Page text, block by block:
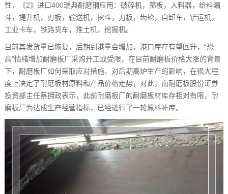
性，《2》进口400瑞典耐磨钢应用：破碎机，筛板，入料器，给料漏
斗，提升机，刃板，输送机，挖斗，刀板，齿轮，自卸车，铲运机，
工业卡车，铁路货车，推土机，挖掘机。
目前其发货量已恢复，后期到港量会增加，港口库存有望回升，“恐
高”情绪增加耐磨板厂采购开工或受限，在目前耐磨板价格大涨的背景
下，耐磨板厂如何采取应对措施、对后期高炉生产的影响，在很大程
度上决定了耐磨板材原料和产品价格走势，对此，南耐磨板股份证券
投资部主任蔡拥政表示，此前耐磨板厂的耐磨板材库存相对有限，耐
磨板厂为达成生产经营指标，已经进行了一轮原料补库。